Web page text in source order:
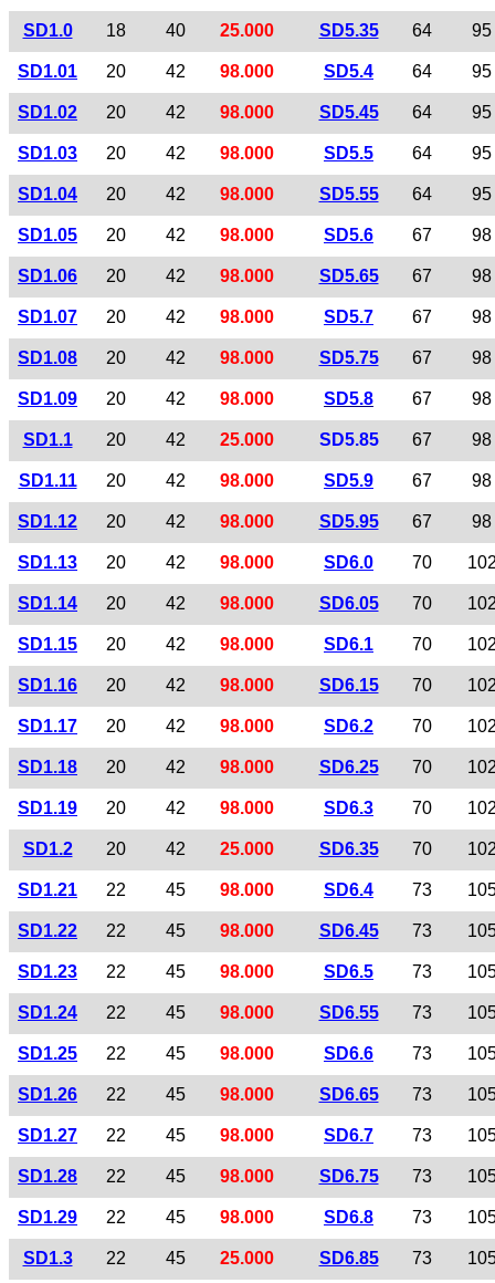
SD1.0 18 40 25.000 SD5.35 64 95
SD1.01 20 42 98.000 SD5.4 64 95
SD1.02 20 42 98.000 SD5.45 64 95
SD1.03 20 42 98.000 SD5.5 64 95
SD1.04 20 42 98.000 SD5.55 64 95
SD1.05 20 42 98.000 SD5.6 67 98
SD1.06 20 42 98.000 SD5.65 67 98
SD1.07 20 42 98.000 SD5.7 67 98
SD1.08 20 42 98.000 SD5.75 67 98
SD1.09 20 42 98.000 SD5.8 67 98
SD1.1 20 42 25.000 SD5.85 67 98
SD1.11 20 42 98.000 SD5.9 67 98
SD1.12 20 42 98.000 SD5.95 67 98
SD1.13 20 42 98.000 SD6.0 70
SD1.14 20 42 98.000 SD6.05 70
SD1.15 20 42 98.000 SD6.1 70
SD1.16 20 42 98.000 SD6.15 70
SD1.17 20 42 98.000 SD6.2 70
SD1.18 20 42 98.000 SD6.25 70
SD1.19 20 42 98.000 SD6.3 70
SD1.2 20 42 25.000 SD6.35 70
SD1.21 22 45 98.000 SD6.4 73
SD1.22 22 45 98.000 SD6.45 73
SD1.23 22 45 98.000 SD6.5 73
SD1.24 22 45 98.000 SD6.55 73
SD1.25 22 45 98.000 SD6.6 73
SD1.26 22 45 98.000 SD6.65 73
SD1.27 22 45 98.000 SD6.7 73
SD1.28 22 45 98.000 SD6.75 73
SD1.29 22 45 98.000 SD6.8 73
SD1.3 22 45 25.000 SD6.85 73